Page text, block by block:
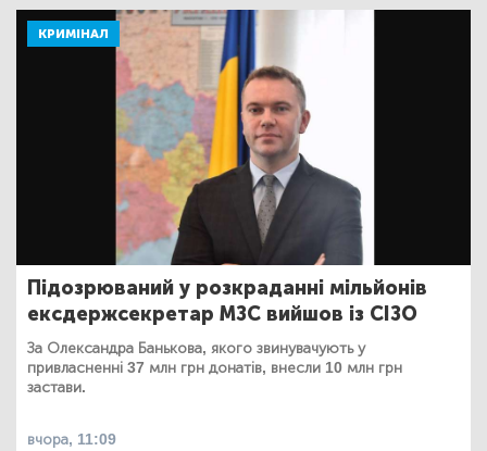
КРИМІНАЛ
Підозрюваний у розкраданні мільйонів
ексдержсекретар МЗС вийшов із СІЗО
За Олександра Банькова, якого звинувачують у
привласненні 37 млн грн донатів, внесли 10 млн грн
застави.
вчора, 11:09